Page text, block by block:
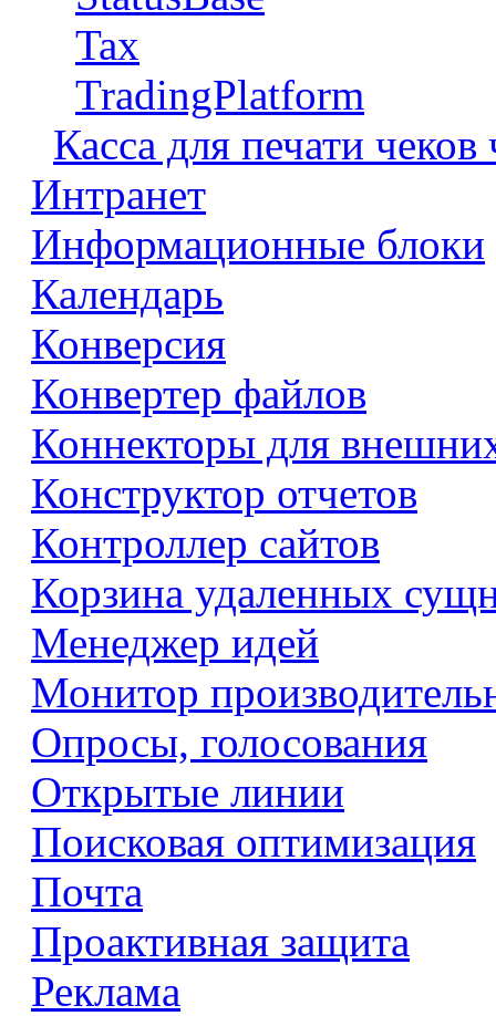
Tax
TradingPlatform
Касса для печати
Интранет
Информационные блоки
Календарь
Конверсия
Конвертер файлов
Коннекторы для
Конструктор отчетов
Контроллер сайтов
Корзина удаленных
Менеджер идей
Монитор
Опросы, голосования
Открытые линии
Поисковая оптимизация
Почта
Проактивная защита
Реклама